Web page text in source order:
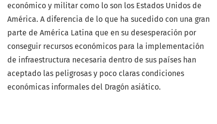
económico y militar como lo son los Estados Unidos de
América. A diferencia de lo que ha sucedido con una gran
parte de América Latina que en su desesperación por
conseguir recursos económicos para la implementación
de infraestructura necesaria dentro de sus países han
aceptado las peligrosas y poco claras condiciones
económicas informales del Dragón asiático.